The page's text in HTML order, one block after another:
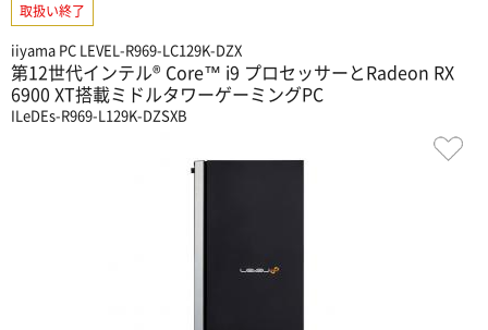
取扱い終了
iiyama PC LEVEL-R969-LC129K-DZX
第12世代インテル® Core™ i9 プロセッサーとRadeon RX
6900 XT搭載ミドルタワーゲーミングPC
ILeDEs-R969-L129K-DZSXB